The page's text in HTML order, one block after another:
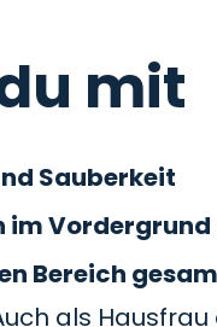
mit
Sauberkeit
im
Bereich
als